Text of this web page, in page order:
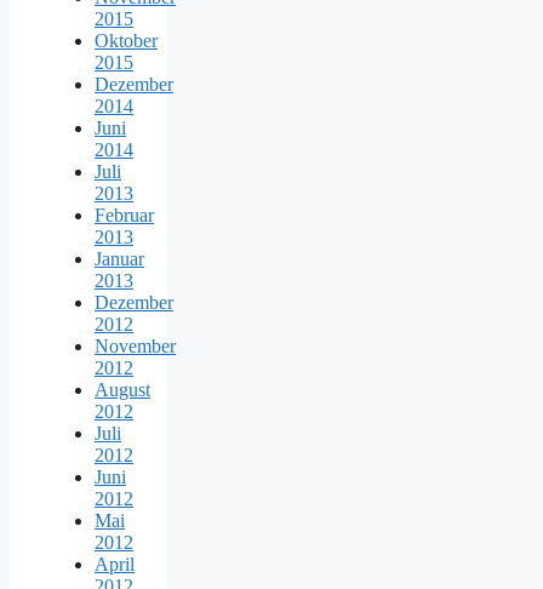
2015
Oktober
2015
Dezember
2014
Juni
2014
Juli
2013
Februar
2013
Januar
2013
Dezember
2012
November
2012
August
2012
Juli
2012
Juni
2012
Mai
2012
April